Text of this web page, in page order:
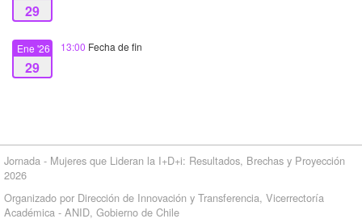
29
Ene '26
29
13:00 Fecha de fin
Jornada - Mujeres que Lideran la I+D+i: Resultados, Brechas y Proyección
2026
Organizado por Dirección de Innovación y Transferencia, Vicerrectoría
Académica - ANID, Gobierno de Chile